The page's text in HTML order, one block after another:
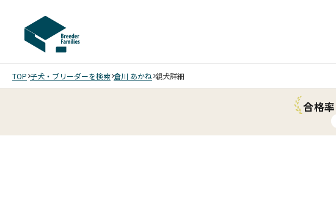
TOP 子犬・ブリーダーを検索 倉川 あかね 親犬詳細
合格率